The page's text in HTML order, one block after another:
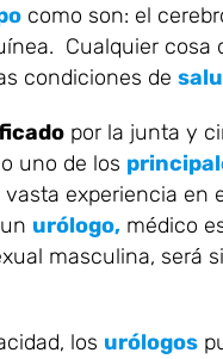
como son: el
Cualquier cosa
condiciones de
por la junta y
uno de los
experiencia en
urólogo,médico
masculina, será
los urólogos